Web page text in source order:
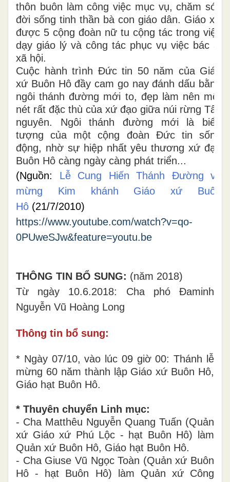
thôn buôn làm công việc mục vụ, chăm sóc
đời sống tinh thần bà con giáo dân. Giáo xứ
được 5 cộng đoàn nữ tu cộng tác trong việc
dạy giáo lý và công tác phục vụ việc bác ái
xã hội.
Cuộc hành trình Đức tin 50 năm của Giáo
xứ Buôn Hô đầy cam go nay đánh dấu bằng
ngôi thánh đường mới to, đẹp làm nên một
nét rất đặc thù của xứ đạo giữa núi rừng Tây
nguyên. Ngôi thánh đường mới là biểu
tượng của một cộng đoàn Đức tin sống
động, nhờ sự hiệp nhất yêu thương xứ đạo
Buôn Hô càng ngày càng phát triển...
(Nguồn: Lễ Cung Hiến Thánh Đường và
mừng Kim khánh Giáo xứ Buôn
Hô (21/7/2010)
https://www.youtube.com/watch?v=qo-
0PUweSJw&feature=youtu.be
THÔNG TIN BỔ SUNG: (năm 2018)
Từ ngày 10.6.2018: Cha phó Đaminh
Nguyễn Vũ Hoàng Long
Thông tin bổ sung:
* Ngày 07/10, vào lúc 09 giờ 00: Thánh lễ
mừng 60 năm thành lập Giáo xứ Buôn Hô,
Giáo hạt Buôn Hô.
* Thuyên chuyển Linh mục:
- Cha Matthêu Nguyễn Quang Tuấn (Quản
xứ Giáo xứ Phú Lộc - hạt Buôn Hô) làm
Quản xứ Buôn Hô, Giáo hạt Buôn Hô.
- Cha Giuse Vũ Ngọc Toàn (Quản xứ Buôn
Hô - hạt Buôn Hô) làm Quản xứ Công